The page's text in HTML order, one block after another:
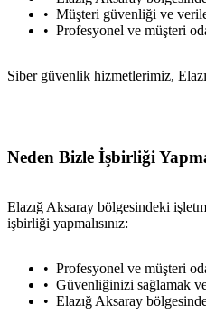
Müşteri güvenliği ve
Profesyonel ve müşteri
Siber güvenlik hizmetlerimiz,
Neden Bizle İşbirliği
Elazığ Aksaray bölgesindeki
işbirliği yapmalısınız:
Profesyonel ve müşteri
Güvenliğinizi sağlamak
Elazığ Aksaray